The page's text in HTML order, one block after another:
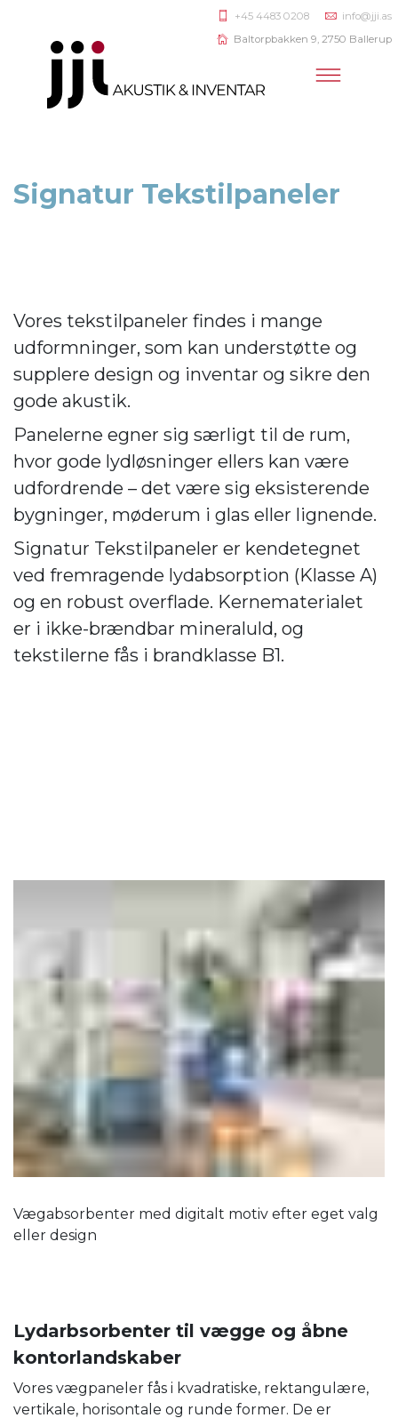
+45 4483 0208
info@jji.as
Baltorpbakken 9, 2750 Ballerup
Signatur Tekstilpaneler
Vores tekstilpaneler findes i mange
udformninger, som kan understøtte og
supplere design og inventar og sikre den
gode akustik.
Panelerne egner sig særligt til de rum,
hvor gode lydløsninger ellers kan være
udfordrende – det være sig eksisterende
bygninger, møderum i glas eller lignende.
Signatur Tekstilpaneler er kendetegnet
ved fremragende lydabsorption (Klasse A)
og en robust overflade. Kernematerialet
er i ikke-brændbar mineraluld, og
tekstilerne fås i brandklasse B1.
Vægabsorbenter med digitalt motiv efter eget valg
eller design
Lydarbsorbenter til vægge og åbne
kontorlandskaber
Vores vægpaneler fås i kvadratiske, rektangulære,
vertikale, horisontale og runde former. De er